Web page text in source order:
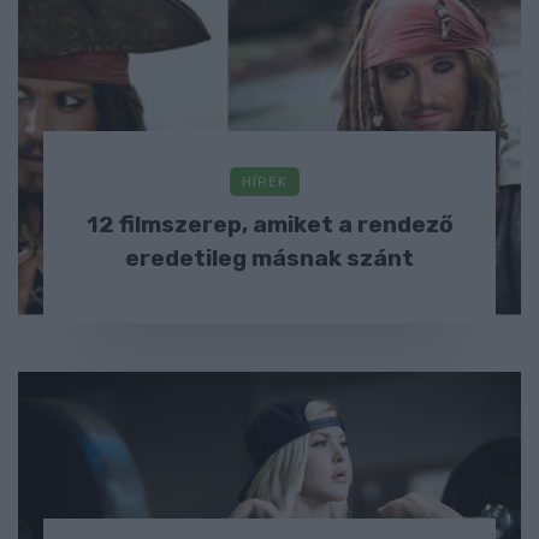
HÍREK
12 filmszerep, amiket a rendező
eredetileg másnak szánt